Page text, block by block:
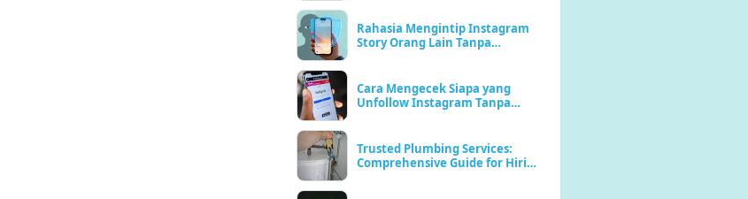
Rahasia Mengintip Instagram
Story Orang Lain Tanpa
Cara Mengecek Siapa yang
Unfollow Instagram Tanpa
Trusted Plumbing Services:
Comprehensive Guide for Hiring